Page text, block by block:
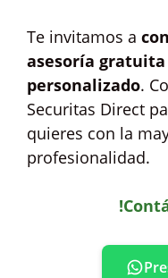
Te invitamos a
asesoría gratuita
personalizado.
Securitas Direct
quieres con la
profesionalidad.